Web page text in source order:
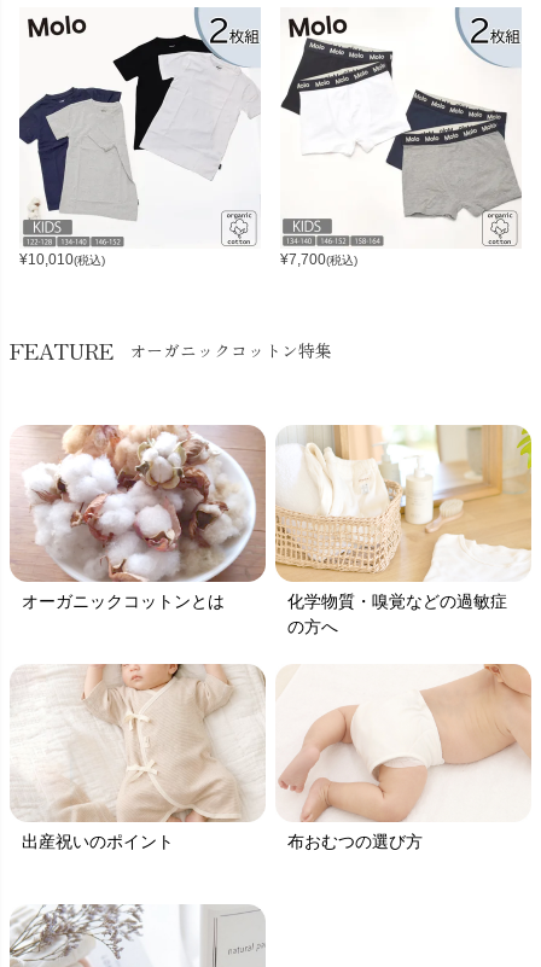
¥10,010(税込) ¥7,700(税込)
FEATURE オーガニックコットン特集
オーガニックコットンとは
化学物質・嗅覚などの過敏症
の方へ
出産祝いのポイント 布おむつの選び方